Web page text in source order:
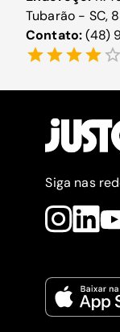
Tubarão - SC,
Contato:(48)
Siga nas